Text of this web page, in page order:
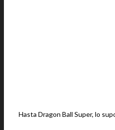
Hasta Dragon Ball Super, lo